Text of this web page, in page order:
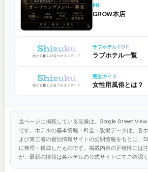
PR
GROW本店
ラブホテルTOP
ラブホテル一覧
完全ガイド
女性用風俗とは？
当ページに掲載している画像は、Google Street
です。ホテルの基本情報・料金・設備データは、各
よび第三者の宿泊情報サイトの公開情報をもとに、
に整理・構成したものです。掲載内容の正確性には
が、最新の情報は各ホテルの公式サイトにてご確認く